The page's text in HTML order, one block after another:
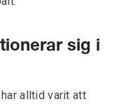
sig i
alltid varit att